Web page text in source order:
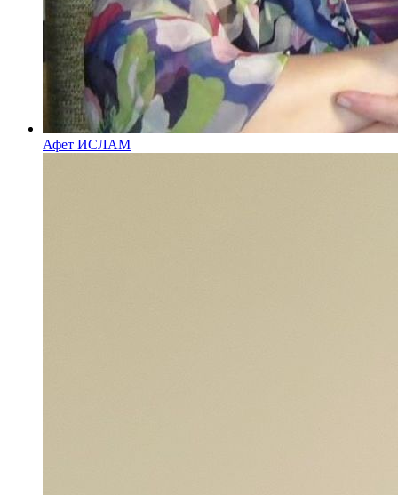
Афет ИСЛАМ